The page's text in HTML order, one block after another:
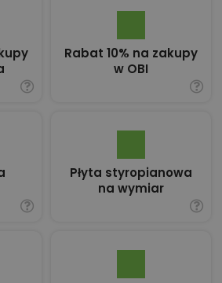
Rabat 10% na zakupy
w OBI
Płyta styropianowa
na wymiar